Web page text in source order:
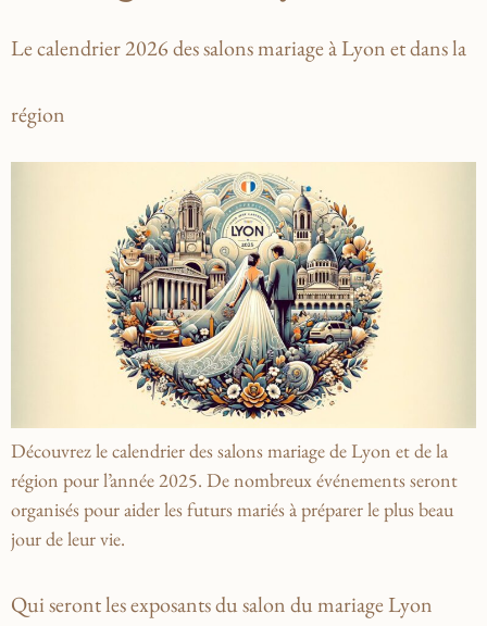
Le calendrier 2026 des salons mariage à Lyon et dans la
région
Découvrez le calendrier des salons mariage de Lyon et de la
région pour l’année 2025. De nombreux événements seront
organisés pour aider les futurs mariés à préparer le plus beau
jour de leur vie.
Qui seront les exposants du salon du mariage Lyon